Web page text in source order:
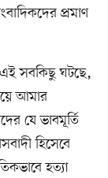
প্রমাণ
সবকিছু ঘটছে,
আমার
যে ভাবমূর্তি
হিসেবে
হত্যা